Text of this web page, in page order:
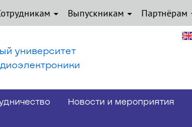
Выпускникам Партнёрам
университет
Новости и мероприятия